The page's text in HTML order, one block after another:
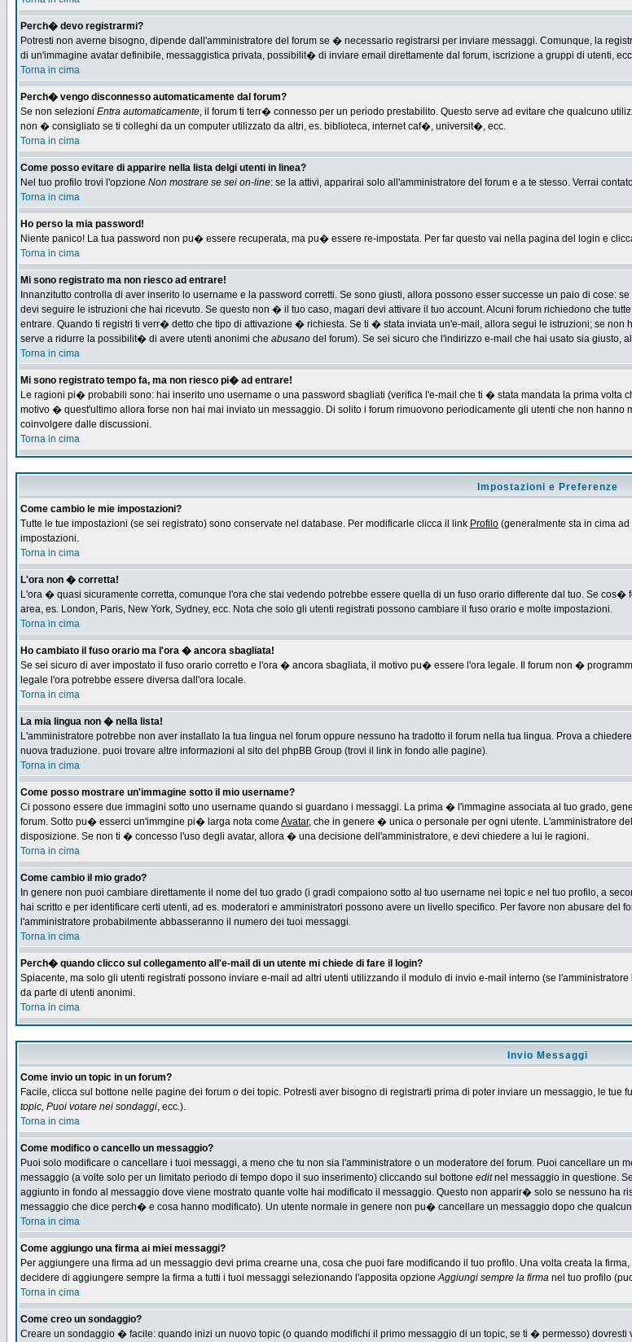
Perch� devo registrarmi?
Potresti non averne bisogno, dipende dall'amministratore del forum se � necessario registrarsi per inviare messaggi. Comunque, la
di un'immagine avatar definibile, messaggistica privata, possibilit� di inviare email direttamente dal forum, iscrizione a gruppi di utenti,
Torna in cima
Perch� vengo disconnesso automaticamente dal forum?
Se non selezioni Entra automaticamente, il forum ti terr� connesso per un periodo prestabilito. Questo serve ad evitare che qualcuno
non � consigliato se ti colleghi da un computer utilizzato da altri, es. biblioteca, internet caf�, universit�, ecc.
Torna in cima
Come posso evitare di apparire nella lista delgi utenti in linea?
Nel tuo profilo trovi l'opzione Non mostrare se sei on-line: se la attivi, apparirai solo all'amministratore del forum e a te stesso. Verrai
Torna in cima
Ho perso la mia password!
Niente panico! La tua password non pu� essere recuperata, ma pu� essere re-impostata. Per far questo vai nella pagina del login e
Torna in cima
Mi sono registrato ma non riesco ad entrare!
Innanzitutto controlla di aver inserito lo username e la password corretti. Se sono giusti, allora possono esser successe un paio di cose:
devi seguire le istruzioni che hai ricevuto. Se questo non � il tuo caso, magari devi attivare il tuo account. Alcuni forum richiedono che
entrare. Quando ti registri ti verr� detto che tipo di attivazione � richiesta. Se ti � stata inviata un'e-mail, allora segui le istruzioni; se
serve a ridurre la possibilit� di avere utenti anonimi che abusano del forum). Se sei sicuro che l'indirizzo e-mail che hai usato sia giusto,
Torna in cima
Mi sono registrato tempo fa, ma non riesco pi� ad entrare!
Le ragioni pi� probabili sono: hai inserito uno username o una password sbagliati (verifica l'e-mail che ti � stata mandata la prima volta
motivo � quest'ultimo allora forse non hai mai inviato un messaggio. Di solito i forum rimuovono periodicamente gli utenti che non
coinvolgere dalle discussioni.
Torna in cima
Impostazioni e Preferenze
Come cambio le mie impostazioni?
Tutte le tue impostazioni (se sei registrato) sono conservate nel database. Per modificarle clicca il link Profilo (generalmente sta in cima
impostazioni.
Torna in cima
L'ora non � corretta!
L'ora � quasi sicuramente corretta, comunque l'ora che stai vedendo potrebbe essere quella di un fuso orario differente dal tuo. Se
area, es. London, Paris, New York, Sydney, ecc. Nota che solo gli utenti registrati possono cambiare il fuso orario e molte impostazioni.
Torna in cima
Ho cambiato il fuso orario ma l'ora � ancora sbagliata!
Se sei sicuro di aver impostato il fuso orario corretto e l'ora � ancora sbagliata, il motivo pu� essere l'ora legale. Il forum non �
legale l'ora potrebbe essere diversa dall'ora locale.
Torna in cima
La mia lingua non � nella lista!
L'amministratore potrebbe non aver installato la tua lingua nel forum oppure nessuno ha tradotto il forum nella tua lingua. Prova a
nuova traduzione. puoi trovare altre informazioni al sito del phpBB Group (trovi il link in fondo alle pagine).
Torna in cima
Come posso mostrare un'immagine sotto il mio username?
Ci possono essere due immagini sotto uno username quando si guardano i messaggi. La prima � l'immagine associata al tuo grado,
forum. Sotto pu� esserci un'immgine pi� larga nota come Avatar, che in genere � unica o personale per ogni utente. L'amministratore
disposizione. Se non ti � concesso l'uso degli avatar, allora � una decisione dell'amministratore, e devi chiedere a lui le ragioni.
Torna in cima
Come cambio il mio grado?
In genere non puoi cambiare direttamente il nome del tuo grado (i gradi compaiono sotto al tuo username nei topic e nel tuo profilo, a
hai scritto e per identificare certi utenti, ad es. moderatori e amministratori possono avere un livello specifico. Per favore non abusare
l'amministratore probabilmente abbasseranno il numero dei tuoi messaggi.
Torna in cima
Perch� quando clicco sul collegamento all'e-mail di un utente mi chiede di fare il login?
Spiacente, ma solo gli utenti registrati possono inviare e-mail ad altri utenti utilizzando il modulo di invio e-mail interno (se
da parte di utenti anonimi.
Torna in cima
Invio Messaggi
Come invio un topic in un forum?
Facile, clicca sul bottone nelle pagine dei forum o dei topic. Potresti aver bisogno di registrarti prima di poter inviare un messaggio, le
topic, Puoi votare nei sondaggi, ecc.).
Torna in cima
Come modifico o cancello un messaggio?
Puoi solo modificare o cancellare i tuoi messaggi, a meno che tu non sia l'amministratore o un moderatore del forum. Puoi cancellare
messaggio (a volte solo per un limitato periodo di tempo dopo il suo inserimento) cliccando sul bottone editnel messaggio in questione.
aggiunto in fondo al messaggio dove viene mostrato quante volte hai modificato il messaggio. Questo non apparir� solo se nessuno ha
messaggio che dice perch� e cosa hanno modificato). Un utente normale in genere non pu� cancellare un messaggio dopo che
Torna in cima
Come aggiungo una firma ai miei messaggi?
Per aggiungere una firma ad un messaggio devi prima crearne una, cosa che puoi fare modificando il tuo profilo. Una volta creata la
decidere di aggiungere sempre la firma a tutti i tuoi messaggi selezionando l'apposita opzioneAggiungi sempre la firma nel tuo profilo
Torna in cima
Come creo un sondaggio?
Creare un sondaggio � facile: quando inizi un nuovo topic (o quando modifichi il primo messaggio di un topic, se ti � permesso)